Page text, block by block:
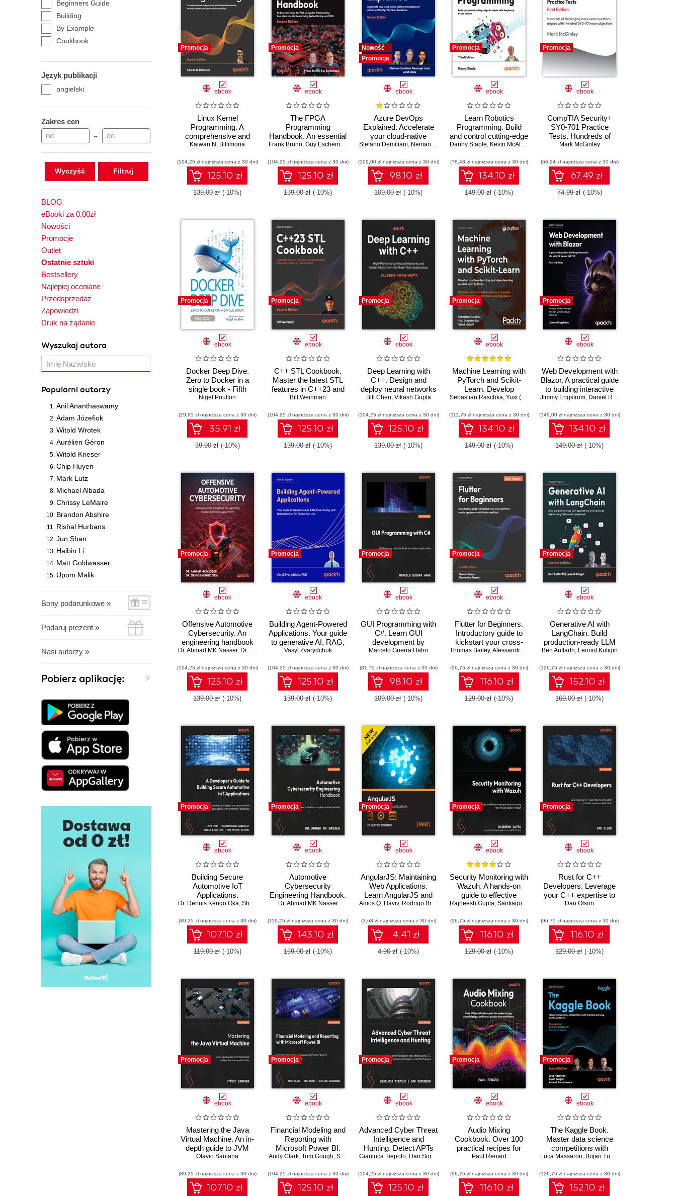
Beginners Guide
Building
By Example
Cookbook
Hands-on
How-to
Mastering
Other Role Guide
Practical
Projects
Język publikacji
angielski
Zakres cen
–
Wyczyść
BLOG
eBooki za 0,00zł
Nowości
Promocje
Outlet
Ostatnie sztuki
Bestsellery
Najlepiej oceniane
Przedsprzedaż
Zapowiedzi
Druk na żądanie
Wyszukaj autora
Popularni autorzy
Anil Ananthaswamy
Adam Józefiok
Witold Wrotek
Aurélien Géron
Witold Krieser
Chip Huyen
Mark Lutz
Michael Albada
Chrissy LeMaire
Brandon Abshire
Rishal Hurbans
Jun Shan
Haibin Li
Matt Goldwasser
Upom Malik
Bony podarunkowe »
Podaruj prezent »
Nasi autorzy »
Pobierz aplikację:
Promocja
ebook
Linux Kernel
Programming. A
comprehensive and
practical guide to kernel
modules, and kernel
synchronization -
Second Edition
Kaiwan N. Billimoria
(104,25 zł najniższa cena z 30 dni)
125.10 zł
139.00 zł (-10%)
Promocja
ebook
The FPGA
Programming
Handbook. An essential
guide to FPGA design
into hardware using
SystemVerilog and
VHDL - Second Edition
Frank Bruno, Guy Eschemann
(104,25 zł najniższa cena z 30 dni)
125.10 zł
139.00 zł (-10%)
Nowość
Promocja
ebook
Azure DevOps
Explained. Accelerate
your cloud-native
software development
Cloud Excellence -
Second Edition
Stefano Demiliani, Nemanja Jovic ,Amit Malik ,Prasad Gandham
(109,00 zł najniższa cena z 30 dni)
98.10 zł
109.00 zł (-10%)
Promocja
ebook
Learn Robotics
Programming. Build
and control cutting-edge
AI robots with
Python - Third Edition
Danny Staple, Kevin McAleer
(78,48 zł najniższa cena z 30 dni)
134.10 zł
149.00 zł (-10%)
Promocja
ebook
CompTIA Security+
SY0-701 Practice
Tests. Hundreds of
challenging mock exam
the latest SY0-701
exam objectives
Mark McGinley
(56,24 zł najniższa cena z 30 dni)
67.49 zł
74.99 zł (-10%)
Promocja
ebook
Docker Deep Dive.
Zero to Docker in a
single book - Fifth
Edition
Nigel Poulton
(29,91 zł najniższa cena z 30 dni)
35.91 zł
39.90 zł (-10%)
Promocja
ebook
C++ STL Cookbook.
Master the latest STL
features in C++23 and
26 with practical
development - Second
Edition
Bill Weinman
(104,25 zł najniższa cena z 30 dni)
125.10 zł
139.00 zł (-10%)
Promocja
ebook
Deep Learning with
C++. Design and
deploy neural networks
using CUDA for high-
Bill Chen, Vikash Gupta
(104,25 zł najniższa cena z 30 dni)
125.10 zł
139.00 zł (-10%)
Promocja
ebook
Machine Learning with
PyTorch and Scikit-
Learn. Develop
machine learning and
with Python
Sebastian Raschka, Yuxi (Hayden) Liu , Vahid Mirjalili,Dmytro Dzhulgakov
(111,75 zł najniższa cena z 30 dni)
134.10 zł
149.00 zł (-10%)
Promocja
ebook
Web Development with
Blazor. A practical guide
to building interactive
UIs with C# 14 and
Edition
Jimmy Engström, Daniel Roth
(149,00 zł najniższa cena z 30 dni)
134.10 zł
149.00 zł (-10%)
Promocja
ebook
Offensive Automotive
Cybersecurity. An
engineering handbook
for exploiting modern
Dr. Ahmad MK Nasser, Dr. Dennis Kengo Oka
(104,25 zł najniższa cena z 30 dni)
125.10 zł
139.00 zł (-10%)
Promocja
ebook
Building Agent-Powered
Applications. Your guide
to generative AI, RAG,
fine-tuning, and
production use
Vasyl Zvarydchuk
(104,25 zł najniższa cena z 30 dni)
125.10 zł
139.00 zł (-10%)
Promocja
ebook
GUI Programming with
C#. Learn GUI
development by
building beginner-
Blazor, MAUI, and
WinUI 3
Marcelo Guerra Hahn
(81,75 zł najniższa cena z 30 dni)
98.10 zł
109.00 zł (-10%)
Promocja
ebook
Flutter for Beginners.
Introductory guide to
kickstart your cross-
platform mobile app
Dart - Fourth Edition
Thomas Bailey,Alessandro Biessek
(96,75 zł najniższa cena z 30 dni)
116.10 zł
129.00 zł (-10%)
Promocja
ebook
Generative AI with
LangChain. Build
production-ready LLM
applications and
Python, LangChain, and
LangGraph - Second
Edition
Ben Auffarth, Leonid Kuligin
(126,75 zł najniższa cena z 30 dni)
152.10 zł
169.00 zł (-10%)
Promocja
ebook
Building Secure
Automotive IoT
Applications.
Developing robust IoT
automotive software
Dr. Dennis Kengo Oka, Sharanukumar Nadahalli , Jeff Yost, Ram Prasad Bojanki,Dr. André Weimerskirch
(89,25 zł najniższa cena z 30 dni)
107.10 zł
119.00 zł (-10%)
Promocja
ebook
Automotive
Cybersecurity
Engineering Handbook.
The automotive
cyber-resilient vehicles
Dr. Ahmad MK Nasser
(119,25 zł najniższa cena z 30 dni)
143.10 zł
159.00 zł (-10%)
Promocja
ebook
AngularJS: Maintaining
Web Applications.
Learn AngularJS and
full-stack web
Amos Q. Haviv, Rodrigo Branas Matthew Frisbie,Chandermani Arora
(3,68 zł najniższa cena z 30 dni)
4.41 zł
4.90 zł (-10%)
Promocja
ebook
Security Monitoring with
Wazuh. A hands-on
guide to effective
enterprise security
cases in Wazuh
Rajneesh Gupta, Santiago Bassett
(96,75 zł najniższa cena z 30 dni)
116.10 zł
129.00 zł (-10%)
Promocja
ebook
Rust for C++
Developers. Leverage
your C++ expertise to
write safer and faster
Dan Olson
(96,75 zł najniższa cena z 30 dni)
116.10 zł
129.00 zł (-10%)
Promocja
ebook
Mastering the Java
Virtual Machine. An in-
depth guide to JVM
internals and
optimization
Otavio Santana
(89,25 zł najniższa cena z 30 dni)
107.10 zł
Promocja
ebook
Financial Modeling and
Reporting with
Microsoft Power BI.
Build models, KPIs, and
in Power BI from
scratch
Andy Clark, Tom Gough, Shailan Chudasama ,Marissa Thomas
(104,25 zł najniższa cena z 30 dni)
125.10 zł
Promocja
ebook
Advanced Cyber Threat
Intelligence and
Hunting. Detect APTs
and zero-day attacks
analytics, and AI
techniques
Gianluca Tiepolo, Dan Sorensen
(104,25 zł najniższa cena z 30 dni)
125.10 zł
Promocja
ebook
Audio Mixing
Cookbook. Over 100
practical recipes for
audio mixing, sound
production workflows
Paul Renard
(96,75 zł najniższa cena z 30 dni)
116.10 zł
Promocja
ebook
The Kaggle Book.
Master data science
competitions with
machine learning,
Second Edition
Luca Massaron, Bojan Tunguz
(126,75 zł najniższa cena z 30 dni)
152.10 zł